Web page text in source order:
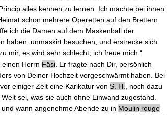
alles kennen zu lernen. Ich machte bei ihnen
schon mehrere Operetten auf den Brettern
ich die Damen auf dem Maskenball der
haben, unmaskirt besuchen, und erstrecke sich
mir, es wird sehr schlecht; ich freue mich.“
einen Herrn Fäsi. Er fragte nach Dir, persönlich
von Deiner Hochzeitvorgeschwärmt haben. Bei
vor einiger Zeit eine Karikatur von S. H.
, noch dazu
sei, was sie auch ohne Einwand zugestand.
wann angenehme Abende zu in Moulin rouge